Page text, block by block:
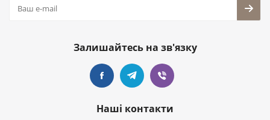
Залишайтесь на зв'язку
Наші контакти